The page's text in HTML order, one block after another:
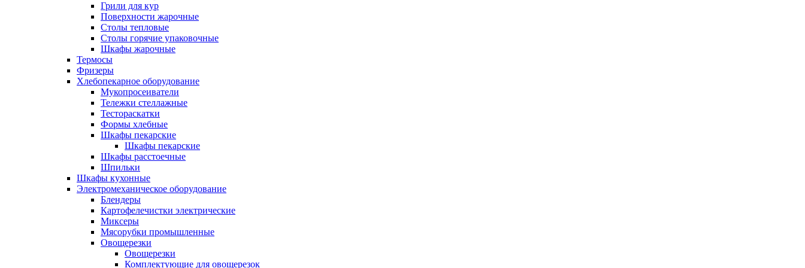
Грили для кур
Поверхности жарочные
Столы тепловые
Столы горячие упаковочные
Шкафы жарочные
Термосы
Фризеры
Хлебопекарное оборудование
Мукопросеиватели
Тележки стеллажные
Тестораскатки
Формы хлебные
Шкафы пекарские
Шкафы пекарские
Шкафы расстоечные
Шпильки
Шкафы кухонные
Электромеханическое оборудование
Блендеры
Картофелечистки электрические
Миксеры
Мясорубки промышленные
Овощерезки
Овощерезки
Комплектующие для овощерезок